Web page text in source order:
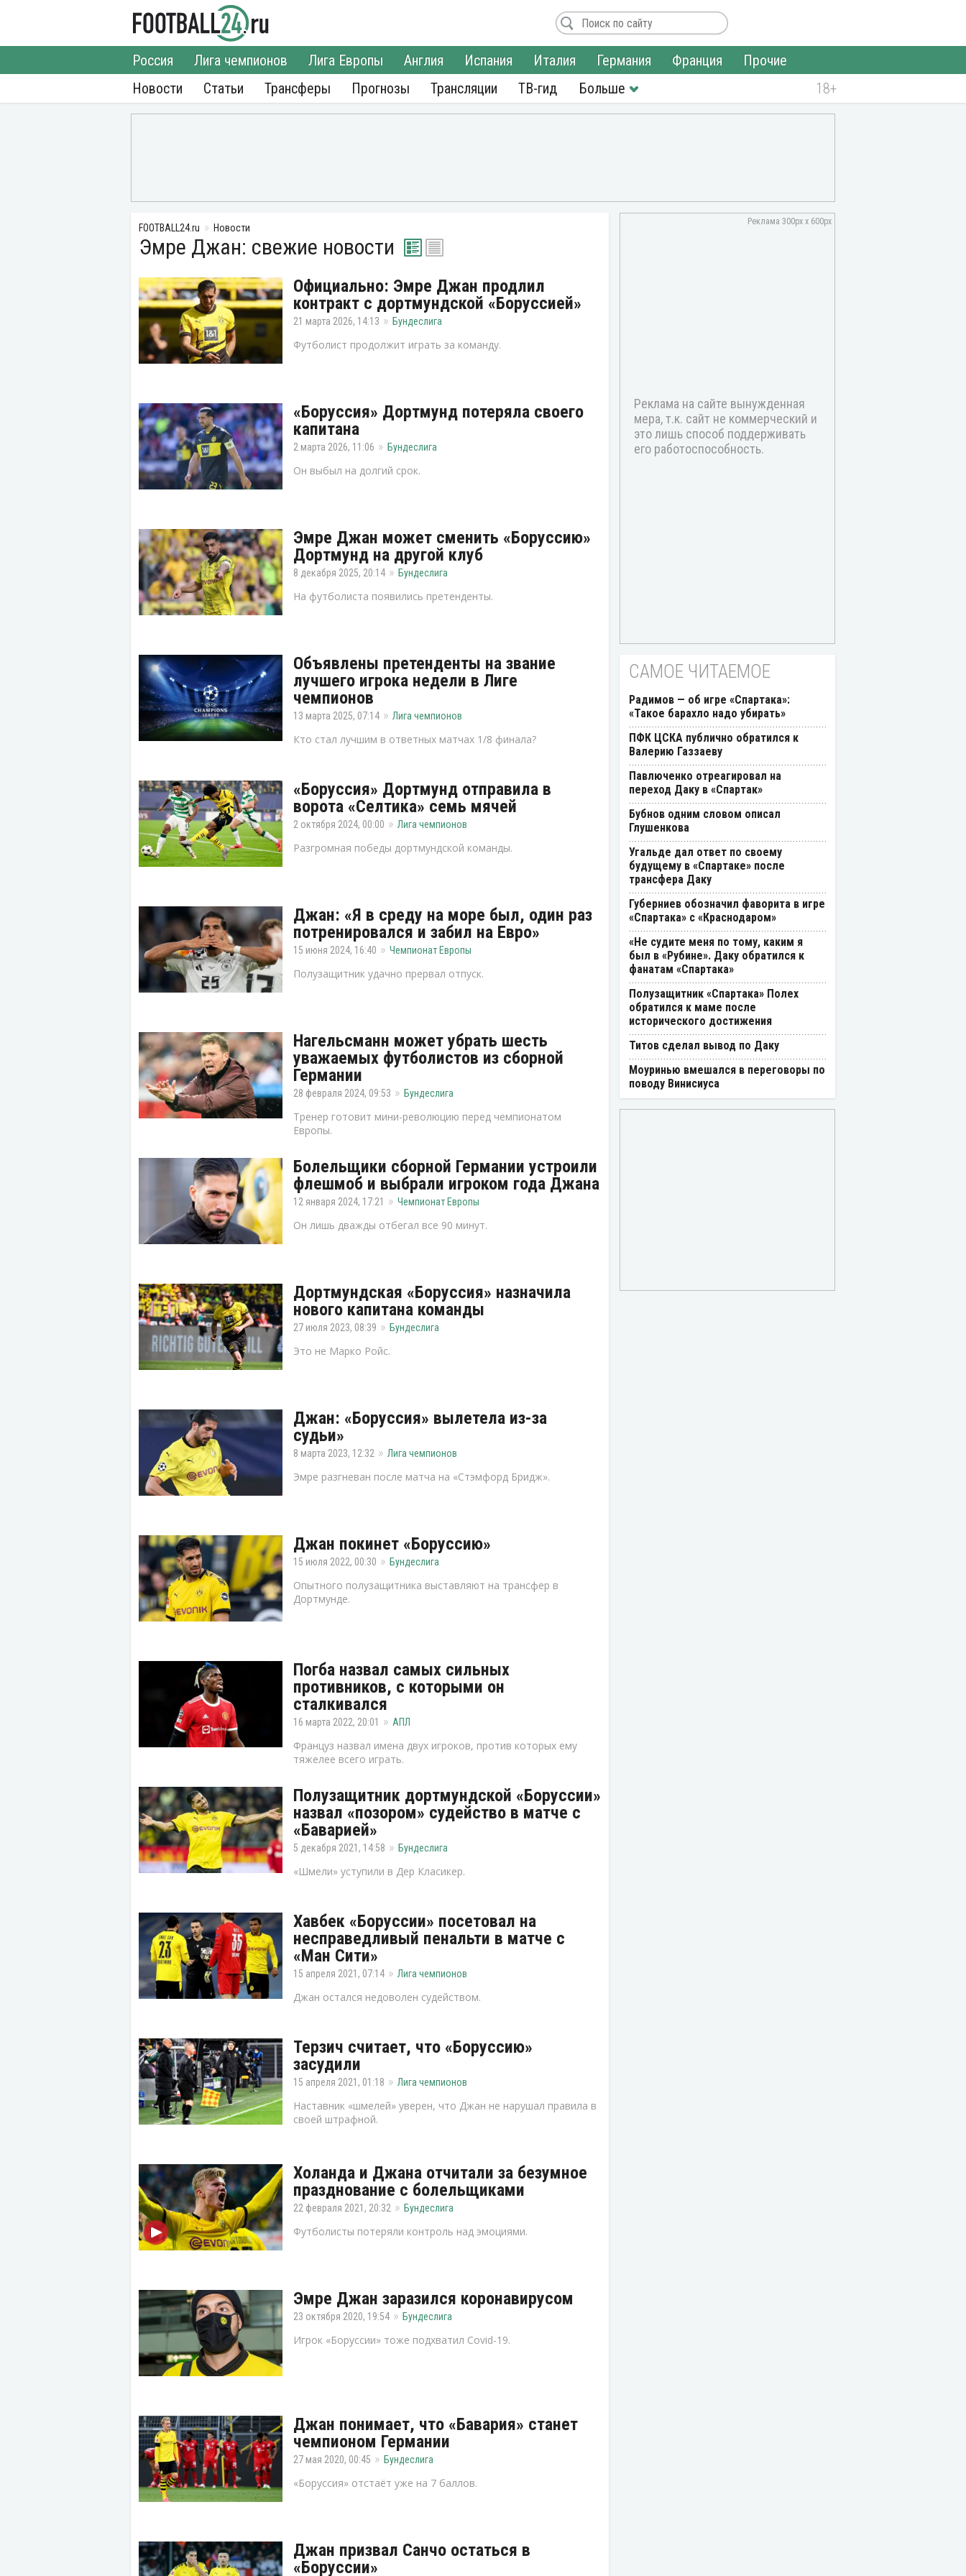
Новости
Россия Лига чемпионов Лига Европы Англия Испания Италия Германия Франция
Прочие
Статьи
Трансферы Прогнозы Трансляции ТВ-гид
FOOTBALL24.ru Новости
Эмре Джан: свежие новости
Официально: Эмре Джан продлил
контракт с дортмундской «Боруссией»
21 марта 2026, 14:13 Бундеслига
Футболист продолжит играть за команду.
«Боруссия» Дортмунд потеряла своего
капитана
2 марта 2026, 11:06 Бундеслига
Он выбыл на долгий срок.
Эмре Джан может сменить «Боруссию»
Дортмунд на другой клуб
8 декабря 2025, 20:14 Бундеслига
На футболиста появились претенденты.
Объявлены претенденты на звание
лучшего игрока недели в Лиге
чемпионов
13 марта 2025, 07:14 Лига чемпионов
Кто стал лучшим в ответных матчах 1/8 финала?
«Боруссия» Дортмунд отправила в
ворота «Селтика» семь мячей
2 октября 2024, 00:00 Лига чемпионов
Разгромная победы дортмундской команды.
Джан: «Я в среду на море был, один раз
потренировался и забил на Евро»
15 июня 2024, 16:40 Чемпионат Европы
Полузащитник удачно прервал отпуск.
Нагельсманн может убрать шесть
уважаемых футболистов из сборной
Германии
28 февраля 2024, 09:53 Бундеслига
Тренер готовит мини-революцию перед чемпионатом
Европы.
Болельщики сборной Германии устроили
флешмоб и выбрали игроком года Джана
12 января 2024, 17:21 Чемпионат Европы
Он лишь дважды отбегал все 90 минут.
Дортмундская «Боруссия» назначила
нового капитана команды
27 июля 2023, 08:39 Бундеслига
Это не Марко Ройс.
Джан: «Боруссия» вылетела из-за
судьи»
8 марта 2023, 12:32 Лига чемпионов
Эмре разгневан после матча на «Стэмфорд Бридж».
Джан покинет «Боруссию»
15 июля 2022, 00:30 Бундеслига
Опытного полузащитника выставляют на трансфер в
Дортмунде.
Погба назвал самых сильных
противников, с которыми он
сталкивался
16 марта 2022, 20:01 АПЛ
Француз назвал имена двух игроков, против которых ему
тяжелее всего играть.
Полузащитник дортмундской «Боруссии»
назвал «позором» судейство в матче с
«Баварией»
5 декабря 2021, 14:58 Бундеслига
«Шмели» уступили в Дер Класикер.
Хавбек «Боруссии» посетовал на
несправедливый пенальти в матче с
«Ман Сити»
15 апреля 2021, 07:14 Лига чемпионов
Джан остался недоволен судейством.
Терзич считает, что «Боруссию»
засудили
15 апреля 2021, 01:18 Лига чемпионов
Наставник «шмелей» уверен, что Джан не нарушал правила в
своей штрафной.
Холанда и Джана отчитали за безумное
празднование с болельщиками
22 февраля 2021, 20:32 Бундеслига
Футболисты потеряли контроль над эмоциями.
Эмре Джан заразился коронавирусом
23 октября 2020, 19:54 Бундеслига
Игрок «Боруссии» тоже подхватил Covid-19.
Джан понимает, что «Бавария» станет
чемпионом Германии
27 мая 2020, 00:45 Бундеслига
«Боруссия» отстаёт уже на 7 баллов.
Джан призвал Санчо остаться в
«Боруссии»
САМОЕ ЧИТАЕМОЕ
Радимов — об игре «Спартака»:
«Такое барахло надо убирать»
ПФК ЦСКА публично обратился к
Валерию Газзаеву
Павлюченко отреагировал на
переход Даку в «Спартак»
Бубнов одним словом описал
Глушенкова
Угальде дал ответ по своему
будущему в «Спартаке» после
трансфера Даку
Губерниев обозначил фаворита в игре
«Спартака» с «Краснодаром»
«Не судите меня по тому, каким я
был в «Рубине». Даку обратился к
фанатам «Спартака»
Полузащитник «Спартака» Полех
обратился к маме после
исторического достижения
Титов сделал вывод по Даку
Моуринью вмешался в переговоры по
поводу Винисиуса